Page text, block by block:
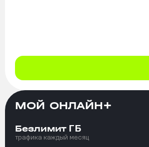
МОЙ ОНЛАЙН+
Безлимит ГБ
трафика каждый месяц